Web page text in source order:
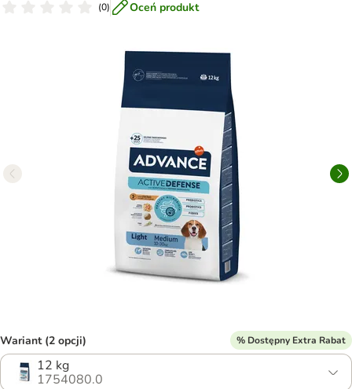
(0) Oceń produkt
Wariant (2 opcji) % Dostępny Extra Rabat
12 kg
1754080.0